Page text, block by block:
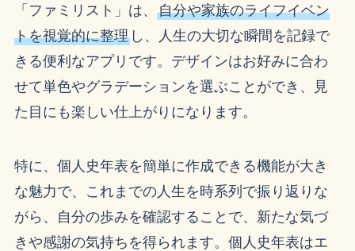
「ファミリスト」は、 自分や家族のライフイベン
トを視覚的に整理し、人生の大切な瞬間を記録で
きる便利なアプリです。デザインはお好みに合わ
せて単色やグラデーションを選ぶことができ、見
た目にも楽しい仕上がりになります。
特に、個人史年表を簡単に作成できる機能が大き
な魅力で、これまでの人生を時系列で振り返りな
がら、自分の歩みを確認することで、新たな気づ
きや感謝の気持ちを得られます。個人史年表はエ